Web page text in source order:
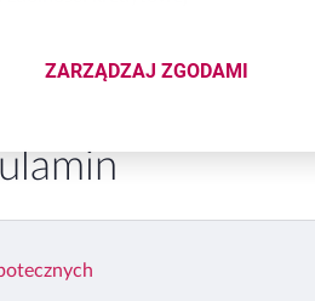
ZARZĄDZAJ ZGODAMI
DOTYCZĄCYMI